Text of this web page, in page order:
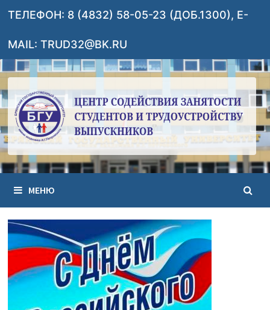
Перейти
содержимому
ТЕЛЕФОН: 8 (4832) 58-05-23 (ДОБ.1300), E-
MAIL: TRUD32@BK.RU
МЕНЮ